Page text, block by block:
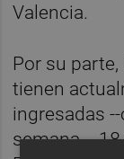
Valencia.
Por su
tienen
ingresadas
semana--,